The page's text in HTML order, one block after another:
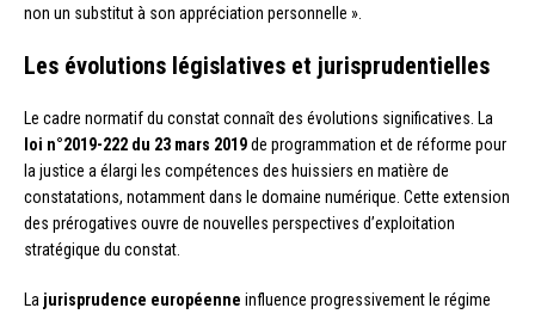
non un substitut à son appréciation personnelle ».
Les évolutions législatives et jurisprudentielles
Le cadre normatif du constat connaît des évolutions significatives. La
loi n°2019-222 du 23 mars 2019de programmation et de réforme pour
la justice a élargi les compétences des huissiers en matière de
constatations, notamment dans le domaine numérique. Cette extension
des prérogatives ouvre de nouvelles perspectives d’exploitation
stratégique du constat.
La jurisprudence européenne influence progressivement le régime